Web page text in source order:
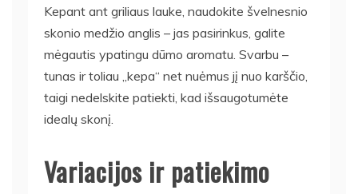
Kepant ant griliaus lauke, naudokite švelnesnio
skonio medžio anglis – jas pasirinkus, galite
mėgautis ypatingu dūmo aromatu. Svarbu –
tunas ir toliau „kepa“ net nuėmus jį nuo karščio,
taigi nedelskite patiekti, kad išsaugotumėte
idealų skonį.
Variacijos ir patiekimo